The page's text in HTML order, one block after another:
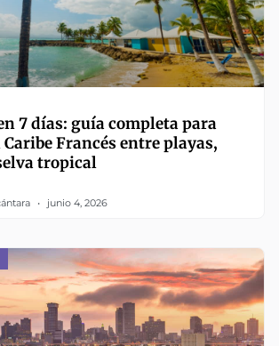
7 días: guía completa para
Francés entre playas,
tropical
junio 4, 2026